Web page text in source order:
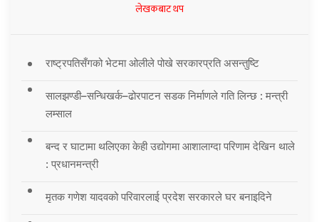
लेखकबाट थप
राष्ट्रपतिसँगको भेटमा ओलीले पोखे सरकारप्रति असन्तुष्टि
सालझण्डी–सन्धिखर्क–ढोरपाटन सडक निर्माणले गति लिन्छ : मन्त्री
लम्साल
बन्द र घाटामा थलिएका केही उद्योगमा आशालाग्दा परिणाम देखिन थाले
: प्रधानमन्त्री
मृतक गणेश यादवको परिवारलाई प्रदेश सरकारले घर बनाइदिने